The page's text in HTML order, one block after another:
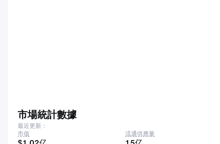
市場統計數據
最近更新：
市值
流通供應量